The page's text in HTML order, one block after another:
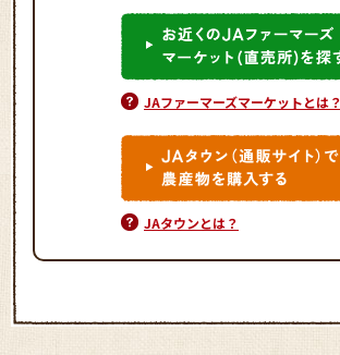
JAファーマーズマーケットとは？
JAタウンとは？